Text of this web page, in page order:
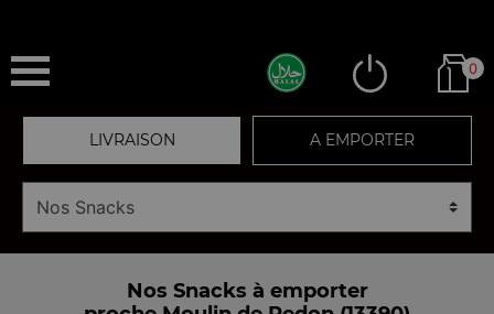
0
LIVRAISON A EMPORTER
Nos Snacks à emporter